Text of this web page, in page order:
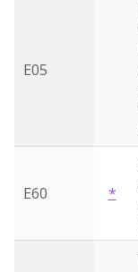
E05
E60 *